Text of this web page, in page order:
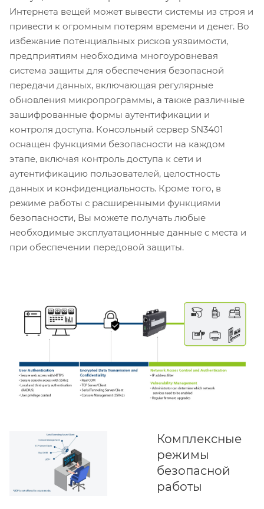
Интернета вещей может вывести системы из строя и
привести к огромным потерям времени и денег. Во
избежание потенциальных рисков уязвимости,
предприятиям необходима многоуровневая
система защиты для обеспечения безопасной
передачи данных, включающая регулярные
обновления микропрограммы, а также различные
зашифрованные формы аутентификации и
контроля доступа. Консольный сервер SN3401
оснащен функциями безопасности на каждом
этапе, включая контроль доступа к сети и
аутентификацию пользователей, целостность
данных и конфиденциальность. Кроме того, в
режиме работы с расширенными функциями
безопасности, Вы можете получать любые
необходимые эксплуатационные данные с места и
при обеспечении передовой защиты.
Комплексные
режимы
безопасной
работы